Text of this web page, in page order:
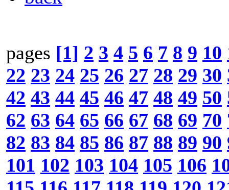
pages [1] 2 3 4 5 6 7 8 9 10
22 23 24 25 26 27 28 29 30
42 43 44 45 46 47 48 49 50
62 63 64 65 66 67 68 69 70
82 83 84 85 86 87 88 89 90
101 102 103 104 105 106